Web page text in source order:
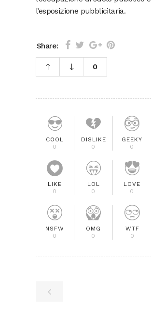
l’esposizione pubblicitaria.
Share:
0
COOL
0
DISLIKE
0
GEEKY
0
LIKE
0
LOL
0
LOVE
0
NSFW
0
OMG
0
WTF
0